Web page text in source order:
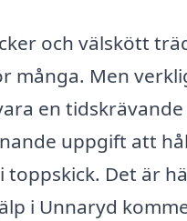
och välskött
många. Men
en tidskrävande
uppgift att
toppskick. Det är
i Unnaryd